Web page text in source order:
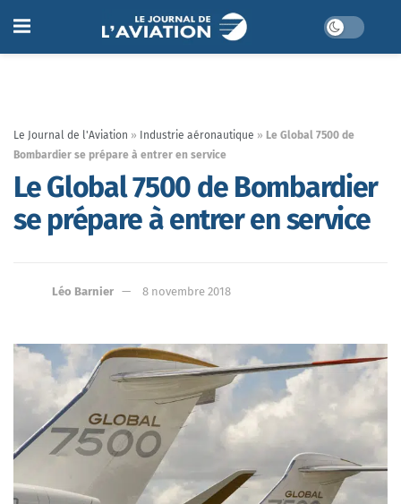
Le Journal de l'Aviation » Industrie aéronautique » Le Global 7500 de
Bombardier se prépare à entrer en service
Le Global 7500 de Bombardier
se prépare à entrer en service
Léo Barnier 8 novembre 2018